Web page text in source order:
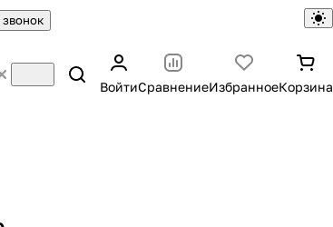
звонок
ВойтиСравнениеИзбранноеКорзина